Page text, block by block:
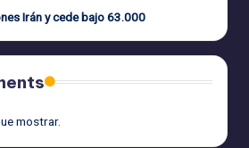
Irán y cede bajo 63.000
mostrar.